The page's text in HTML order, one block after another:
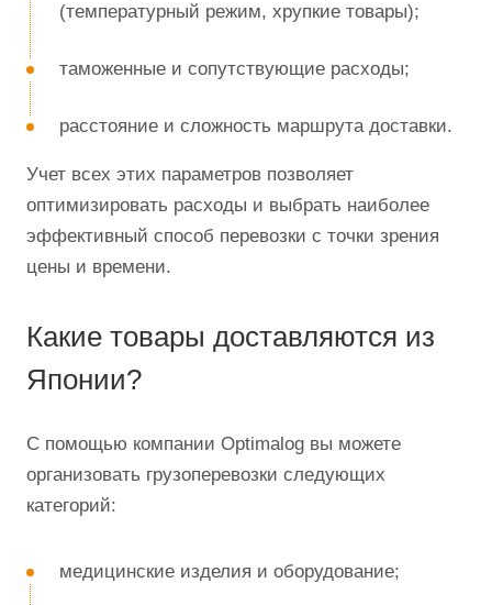
(температурный режим, хрупкие товары);
таможенные и сопутствующие расходы;
расстояние и сложность маршрута доставки.
Учет всех этих параметров позволяет
оптимизировать расходы и выбрать наиболее
эффективный способ перевозки с точки зрения
цены и времени.
Какие товары доставляются из
Японии?
С помощью компании Optimalog вы можете
организовать грузоперевозки следующих
категорий:
медицинские изделия и оборудование;